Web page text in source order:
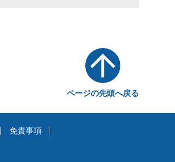
ページの先頭へ戻る
免責事項